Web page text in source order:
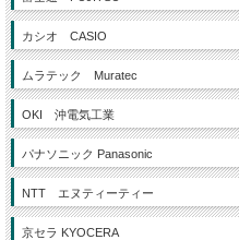
カシオ CASIO
ムラテック Muratec
OKI 沖電気工業
パナソニック Panasonic
NTT エヌティーティー
京セラ KYOCERA